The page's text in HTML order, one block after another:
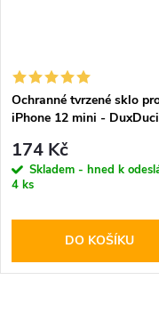
Ochranné tvrzené sklo
iPhone 12 mini -
174 Kč
Skladem - hned k
4 ks
DO KOŠÍKU